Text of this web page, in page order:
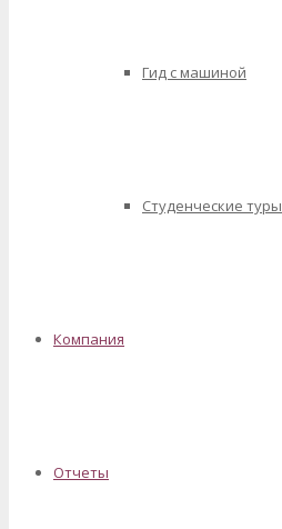
Гид с машиной
Студенческие туры
Компания
Отчеты